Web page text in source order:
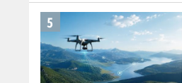
5